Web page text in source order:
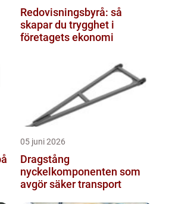
Redovisningsbyrå: så
skapar du trygghet i
företagets ekonomi
05 juni 2026
Dragstång
nyckelkomponenten som
avgör säker transport